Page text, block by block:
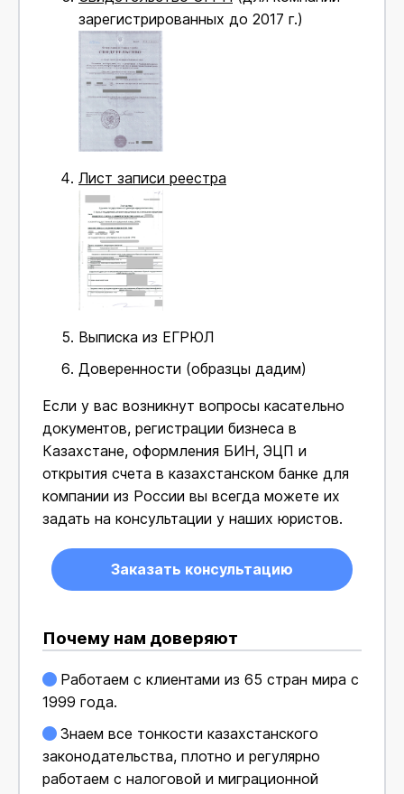
зарегистрированных до 2017 г.)
Лист записи реестра
Выписка из ЕГРЮЛ
Доверенности (образцы дадим)
Если у вас возникнут вопросы касательно
документов, регистрации бизнеса в
Казахстане, оформления БИН, ЭЦП и
открытия счета в казахстанском банке для
компании из России вы всегда можете их
задать на консультации у наших юристов.
Заказать консультацию
Почему нам доверяют
Работаем с клиентами из 65 стран мира с
1999 года.
Знаем все тонкости казахстанского
законодательства, плотно и регулярно
работаем с налоговой и миграционной